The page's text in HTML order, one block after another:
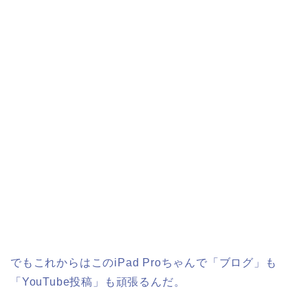
でもこれからはこのiPad Proちゃんで「ブログ」も
「YouTube投稿」も頑張るんだ。